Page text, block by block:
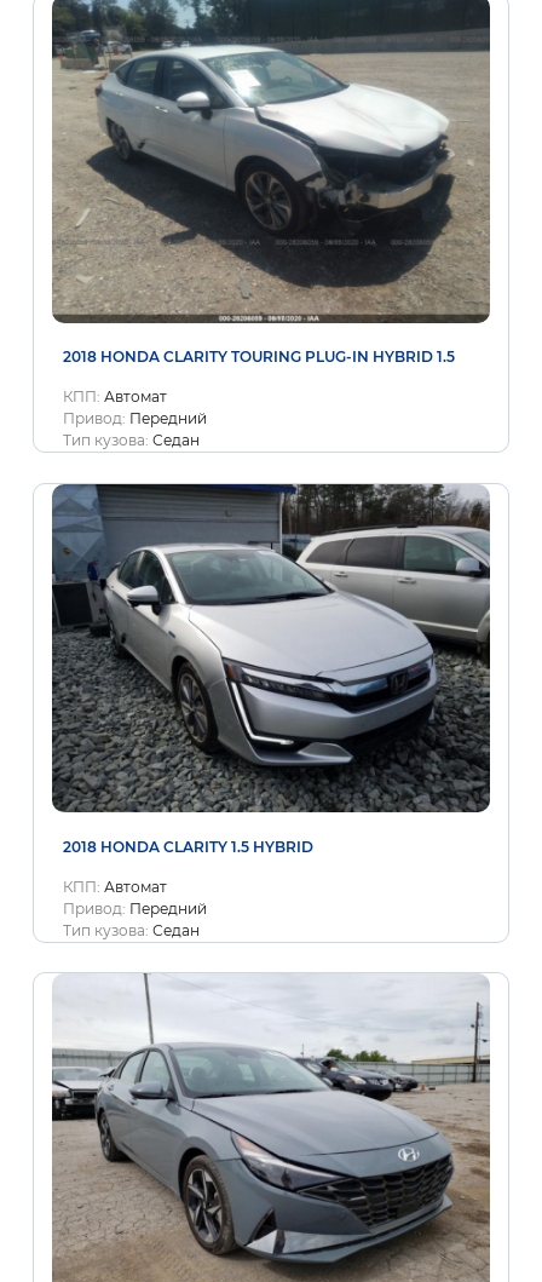
2018 HONDA CLARITY TOURING PLUG-IN HYBRID 1.5
КПП: Автомат
Привод: Передний
Тип кузова: Седан
2018 HONDA CLARITY 1.5 HYBRID
КПП: Автомат
Привод: Передний
Тип кузова: Седан